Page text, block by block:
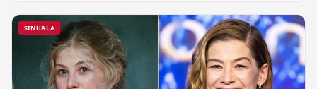
SINHALA